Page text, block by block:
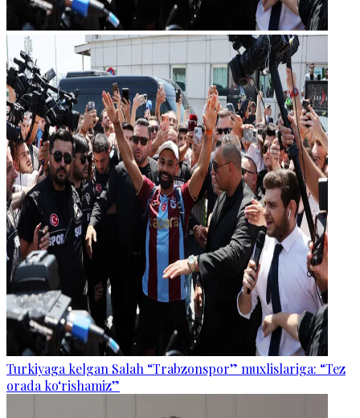
Turkiyaga kelgan Salah “Trabzonspor” muxlislariga: “Tez
orada ko‘rishamiz”